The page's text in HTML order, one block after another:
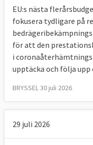
Malta
150
Bulgarien
200
Kroatien
-
Estland
förslag, juli 2020,
EU:s nästa
fokusera tydligare på
för att den
i
upptäcka och följa
BRYSSEL 30 juli 2026
29 juli 2026